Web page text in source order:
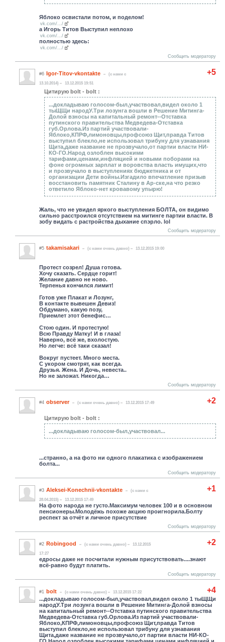
Яблоко освистали потом, и поделом!
vk.com/.../
а Игорь Титов Выступил неплохо
vk.com/.../
полностью здесь:
vk.com/.../
Сообщить модератору
+5
#6 Igor-Titov-vkontakte
(c нами с
13.10.2014)
13.12.2015 19:51
Цитирую bolt - bolt :
...докладываю голосом-был,участвовал,видел около 1
тыЩЩи народУ.Три лозунга вошли в Решение Митинга-
Долой взносы на капитальный ремонт--Отставка
путинского правительства Медведева-Отставка
губ.Орлова.Из партий участвовали-
Яблоко,КПРФ,лимоновцы,профсоюз Щит,правда Титов
выступил блекло,не использовал трибуну для узнавания
Щита,даже название не прозвучало,от партии власти НИ-
КО-ГО.Народ озлоблен высокими
тарифами,ценами,инфляцией и новыми поборами на
фоне огромных зарплат и воровства власть имущих,что
и прозвучало в выступлениях бюджетника и от
организации Дети войны.Изгадило впечатление призыв
восстановить памятник Сталину в Ар-ске,на что резко
ответило Яблоко-нет кровавому упырю!
Жаль, что не увидел яркого выступления БОЛТА, он видимо
сильно расстроился отсутствием на митинге партии власти. В
зобу видать с растройства дыхание спэрло. lol
Сообщить модератору
#5 takamisakari (c нами очень давно) 13.12.2015 19:00
Протест созрел! Душа готова.
Хочу сказать. Сердце горит!
Желание давно не ново.
Терпенья кончился лимит!
Готов уже Плакат и Лозунг,
В контакте вывешен Девиз!
Обдумано, какую позу,
Приемлет этот бенефис…
Стою один. И протестую!
Всю Правду Матку! И в глаза!
Наверно, всё же, вхолостую.
Но легче: всё таки сказал!
Вокруг пустеет. Много места.
С укором смотрят, как всегда.
Друзья. Жена. И Дочь, невеста..
Но не заложат. Никогда…
Сообщить модератору
+2
#4 observer (c нами очень давно) 13.12.2015 17:49
Цитирую bolt - bolt :
...докладываю голосом-был,участвовал...
...странно, а на фото ни одного плакатика с изображением
болта...
Сообщить модератору
+1
#3 Aleksei-Konechnii-vkontakte
(c нами с
28.04.2015)
13.12.2015 17:49
На фото народа не густо.Максимум человек 100 и в основном
пенсионеры.Молодёжь похоже акцию проигнорила.Болту
респект за отчёт и личное присутствие
Сообщить модератору
+2
#2 Robingood (c нами очень давно)
13.12.2015
17:27
едросы даже не посчитали нужным присутствовать....знают
всё-равно будут платить.
Сообщить модератору
+4
#1 bolt (c нами очень давно) 13.12.2015 17:22
...докладываю голосом-был,участвовал,видел около 1 тыЩЩи
народУ.Три лозунга вошли в Решение Митинга-Долой взносы
на капитальный ремонт--Отставка путинского правительства
Медведева-Отставка губ.Орлова.Из партий участвовали-
Яблоко,КПРФ,лимоновцы,профсоюз Щит,правда Титов
выступил блекло,не использовал трибуну для узнавания
Щита,даже название не прозвучало,от партии власти НИ-КО-